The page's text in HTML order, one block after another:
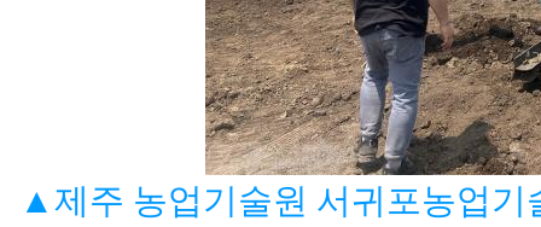
▲제주 농업기술원 서귀포농업기